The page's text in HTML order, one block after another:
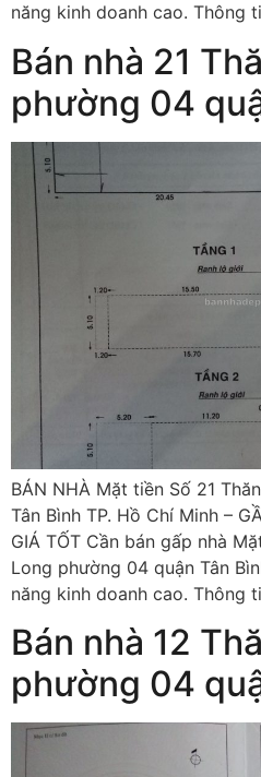
năng kinh doanh cao. Thông
Bán nhà 21
phường 04
BÁN NHÀ Mặt tiền Số 21
Tân Bình TP. Hồ Chí Minh –
GIÁ TỐT Cần bán gấp nhà
Long phường 04 quận Tân
năng kinh doanh cao. Thông
Bán nhà 12
phường 04